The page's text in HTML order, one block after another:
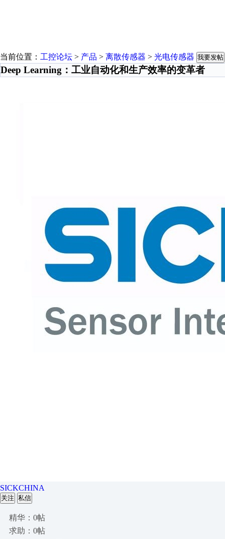
当前位置： 工控论坛 > 产品 > 离散传感器 > 光电传感器 我要发帖
Deep Learning：工业自动化和生产效率的变革者
SICKCHINA
关注 私信
精华：0帖
求助：0帖